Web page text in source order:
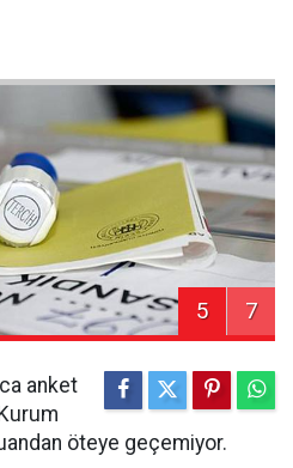
5 7
anket
öteye geçemiyor.